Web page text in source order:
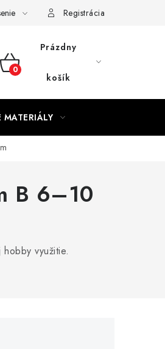
Registrácia
NÁKUPNÝ
Prázdny
košík
MATERIÁLY
B 6–10
využitie.